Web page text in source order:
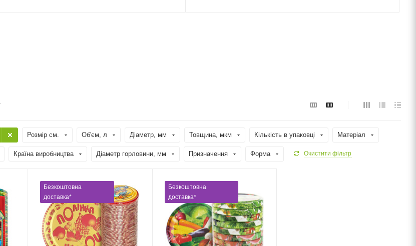
Розмір см. Об'єм, л Діаметр, мм Товщина, мкм Кількість в упаковці Матеріал
Країна виробництва Діаметр горловини, мм Призначення Форма Очистити фільтр
Безкоштовна
доставка*
Безкоштовна
доставка*